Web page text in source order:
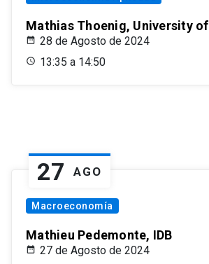
Mathias Thoenig, University
28 de Agosto de 2024
13:35 a 14:50
27 AGO
Macroeconomía
Mathieu Pedemonte, IDB
27 de Agosto de 2024